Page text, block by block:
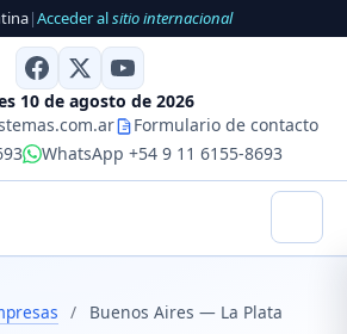
|Acceder alsitio internacional
10 de agosto de 2026
Formulario de contacto
WhatsApp +54 9 11 6155-8693
/ Buenos Aires — La Plata